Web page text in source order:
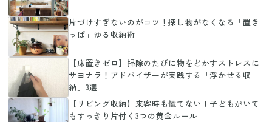
片づけすぎないのがコツ！探し物がなくなる「置き
っぱ」ゆる収納術
【床置きゼロ】掃除のたびに物をどかすストレスに
サヨナラ！アドバイザーが実践する「浮かせる収
納」3選
【リビング収納】来客時も慌てない！子どもがいて
もすっきり片付く3つの黄金ルール